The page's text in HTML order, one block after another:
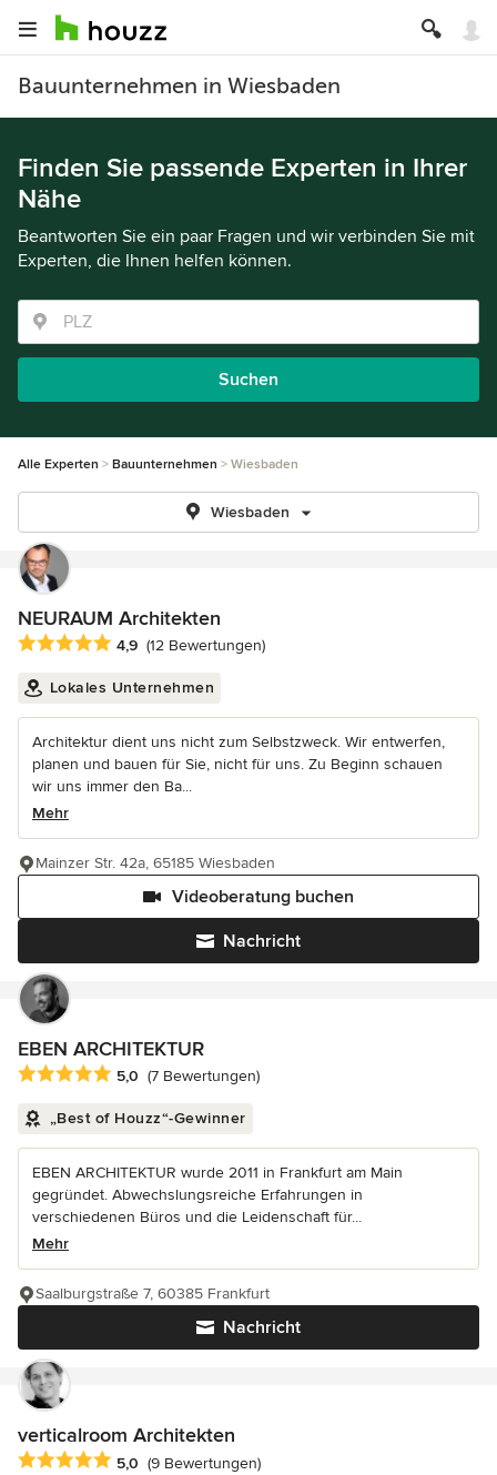
Bauunternehmen in Wiesbaden
Finden Sie passende Experten in Ihrer
Nähe
Beantworten Sie ein paar Fragen und wir verbinden Sie mit
Experten, die Ihnen helfen können.
Suchen
Alle Experten Bauunternehmen Wiesbaden
Wiesbaden
NEURAUM Architekten
Durchschnittliche Bewertung: 4.9 von 5 Sternen
4,9 (12 Bewertungen)
Lokales Unternehmen
Architektur dient uns nicht zum Selbstzweck. Wir entwerfen,
planen und bauen für Sie, nicht für uns. Zu Beginn schauen
wir uns immer den Ba...
Mehr
Nachricht
Videoberatung buchen
Mainzer Str. 42a, 65185 Wiesbaden
EBEN ARCHITEKTUR
Durchschnittliche Bewertung: 5 von 5 Sternen
5,0 (7 Bewertungen)
„Best of Houzz“-Gewinner
EBEN ARCHITEKTUR wurde 2011 in Frankfurt am Main
gegründet. Abwechslungsreiche Erfahrungen in
verschiedenen Büros und die Leidenschaft für...
Mehr
Nachricht
Saalburgstraße 7, 60385 Frankfurt
verticalroom Architekten
Durchschnittliche Bewertung: 5 von 5 Sternen
5,0 (9 Bewertungen)